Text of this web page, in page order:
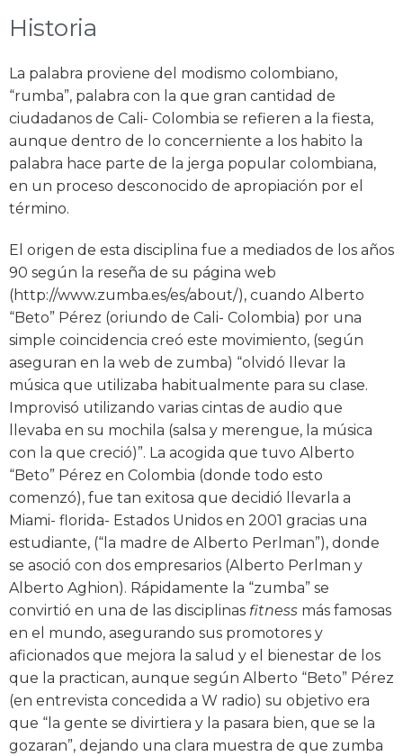
Historia
La palabra proviene del modismo colombiano,
“rumba”, palabra con la que gran cantidad de
ciudadanos de Cali- Colombia se refieren a la fiesta,
aunque dentro de lo concerniente a los habito la
palabra hace parte de la jerga popular colombiana,
en un proceso desconocido de apropiación por el
término.
El origen de esta disciplina fue a mediados de los años
90 según la reseña de su página web
(http://www.zumba.es/es/about/), cuando Alberto
“Beto” Pérez (oriundo de Cali- Colombia) por una
simple coincidencia creó este movimiento, (según
aseguran en la web de zumba) “olvidó llevar la
música que utilizaba habitualmente para su clase.
Improvisó utilizando varias cintas de audio que
llevaba en su mochila (salsa y merengue, la música
con la que creció)”. La acogida que tuvo Alberto
“Beto” Pérez en Colombia (donde todo esto
comenzó), fue tan exitosa que decidió llevarla a
Miami- florida- Estados Unidos en 2001 gracias una
estudiante, (“la madre de Alberto Perlman”), donde
se asoció con dos empresarios (Alberto Perlman y
Alberto Aghion). Rápidamente la “zumba” se
convirtió en una de las disciplinas fitness más famosas
en el mundo, asegurando sus promotores y
aficionados que mejora la salud y el bienestar de los
que la practican, aunque según Alberto “Beto” Pérez
(en entrevista concedida a W radio) su objetivo era
que “la gente se divirtiera y la pasara bien, que se la
gozaran”, dejando una clara muestra de que zumba